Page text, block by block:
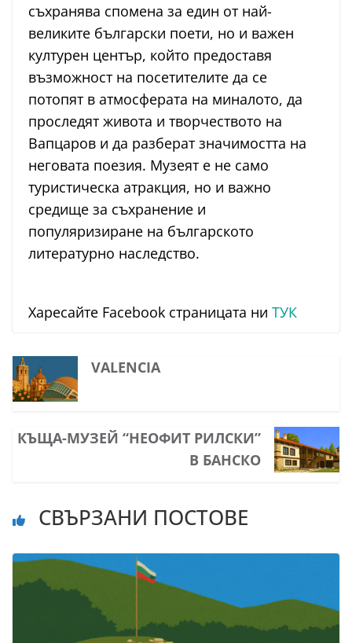
съхранява спомена за един от най-
великите български поети, но и важен
културен център, който предоставя
възможност на посетителите да се
потопят в атмосферата на миналото, да
проследят живота и творчеството на
Вапцаров и да разберат значимостта на
неговата поезия. Музеят е не само
туристическа атракция, но и важно
средище за съхранение и
популяризиране на българското
литературно наследство.
Харесайте Facebook страницата ни ТУК
VALENCIA
КЪЩА-МУЗЕЙ “НЕОФИТ РИЛСКИ”
В БАНСКО
СВЪРЗАНИ ПОСТОВЕ